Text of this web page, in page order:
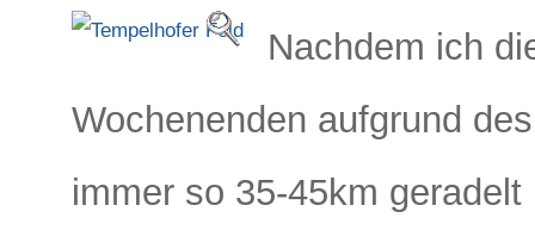
Nachdem ich
Wochenenden aufgrund
immer so 35-45km